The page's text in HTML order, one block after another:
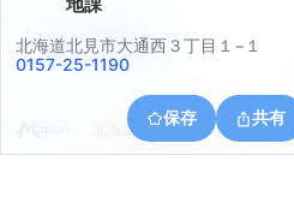
北海道北見市大通西３丁目１−１
0157-25-1190
保存 共有
北海道北見市青葉町１２
アプリで見る